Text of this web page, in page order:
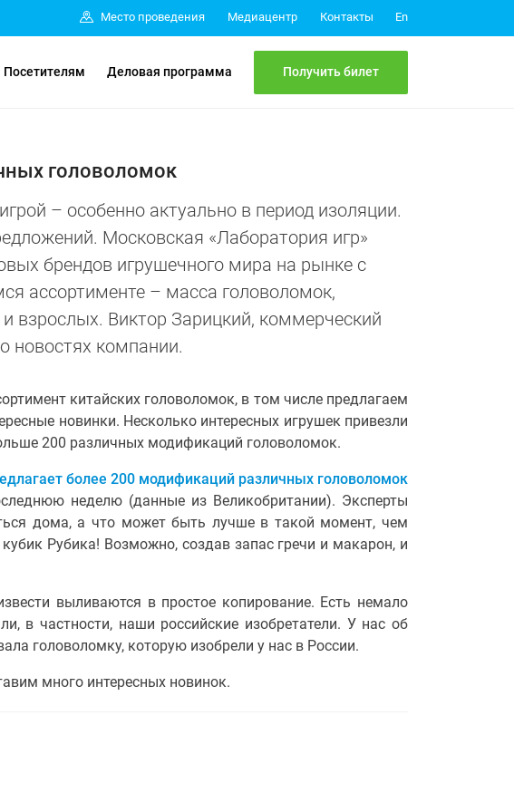
Место проведения Медиацентр Контакты En
Посетителям Деловая программа Получить билет
головоломок
– особенно актуально в период изоляции.
Московская «Лаборатория игр»
брендов игрушечного мира на рынке с
ассортименте – масса головоломок,
взрослых. Виктор Зарицкий, коммерческий
новостях компании.
китайских головоломок, в том числе предлагаем
новинки. Несколько интересных игрушек привезли
200 различных модификаций головоломок.
неделю (данные из Великобритании). Эксперты
дома, а что может быть лучше в такой момент, чем
Рубика! Возможно, создав запас гречи и макарон, и
выливаются в простое копирование. Есть немало
в частности, наши российские изобретатели. У нас об
головоломку, которую изобрели у нас в России.
много интересных новинок.